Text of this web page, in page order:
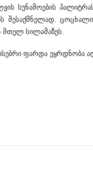
სუნამოების
ცოცხალი
მთელ სილამაზეს.
ფარდა ეყრდნობა